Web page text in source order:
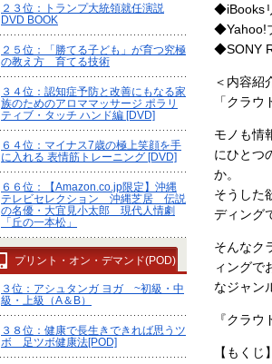
◆iBooks
◆Yahoo!
◆SONY
＜内容紹
「クラ
モノも情
にひとつ
か。
そうした
ディング
そんなク
ィングで
なジャン
『クラ
【もくじ】
２３位：トランプ大統領就任演説
DVD BOOK
２５位：「勝てる子ども」が育つ究極
の教え方 育てる技術
３４位：認知症予防と改善にもなる家
族のためのアロママッサージ ポラリ
ティブ・タッチ ハンド編 [DVD]
６４位：マイナス7歳の極上笑顔を手
に入れる 表情筋トレーニング [DVD]
６６位：【Amazon.co.jp限定】沖縄
テレビセレクション 沖縄芝居 伝説
の名優・大宜見小太郎 現代人情劇
「丘の一本松」
プリント・オン・デマンド(POD)
３位：アシュタンガ ヨガ ~初級・中
級・上級（A＆B）
３８位：健康で長生きできれば思うツ
ボ 足ツボ健康法[POD]